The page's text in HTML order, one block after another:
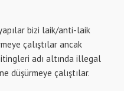
bizi laik/anti-laik
çalıştılar ancak
adı altında illegal
düşürmeye çalıştılar.